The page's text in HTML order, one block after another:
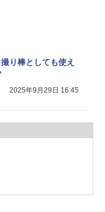
り棒としても使え
2025年9月29日 16:45